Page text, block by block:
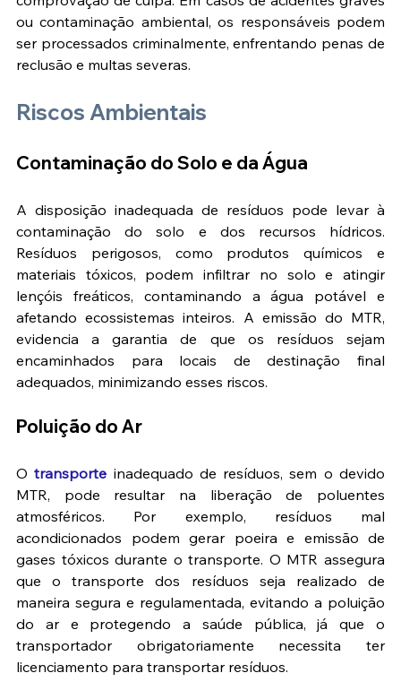
ou contaminação ambiental, os responsáveis podem
ser processados criminalmente, enfrentando penas de
reclusão e multas severas​.
Riscos Ambientais
Contaminação do Solo e da Água
A disposição inadequada de resíduos pode levar à
contaminação do solo e dos recursos hídricos.
Resíduos perigosos, como produtos químicos e
materiais tóxicos, podem infiltrar no solo e atingir
lençóis freáticos, contaminando a água potável e
afetando ecossistemas inteiros. A emissão do MTR,
evidencia a garantia de que os resíduos sejam
encaminhados para locais de destinação final
adequados, minimizando esses riscos​​.
Poluição do Ar
O transporte inadequado de resíduos, sem o devido
MTR, pode resultar na liberação de poluentes
atmosféricos. Por exemplo, resíduos mal
acondicionados podem gerar poeira e emissão de
gases tóxicos durante o transporte. O MTR assegura
que o transporte dos resíduos seja realizado de
maneira segura e regulamentada, evitando a poluição
do ar e protegendo a saúde pública​, já que o
transportador obrigatoriamente necessita ter
licenciamento para transportar resíduos.